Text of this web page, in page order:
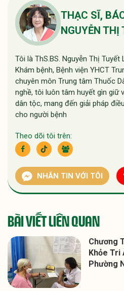
THẠC SĨ,
NGUYỄN THỊ
Tôi là ThS.BS. Nguyễn Thị
Khám bệnh, Bệnh viện YHCT
chuyên môn Trung tâm Thuốc
nghề, tôi luôn tâm huyết gìn giữ
dân tộc, mang đến giải pháp
cho người bệnh
Theo dõi tôi trên:
NHẮN TIN VỚI TÔI
BÀI VIẾT LIÊN QUAN
Chương
Khỏe Tri
Phường